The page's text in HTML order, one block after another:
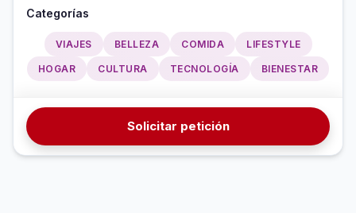
Categorías
VIAJES BELLEZA COMIDA LIFESTYLE
HOGAR CULTURA TECNOLOGÍA BIENESTAR
Solicitar petición